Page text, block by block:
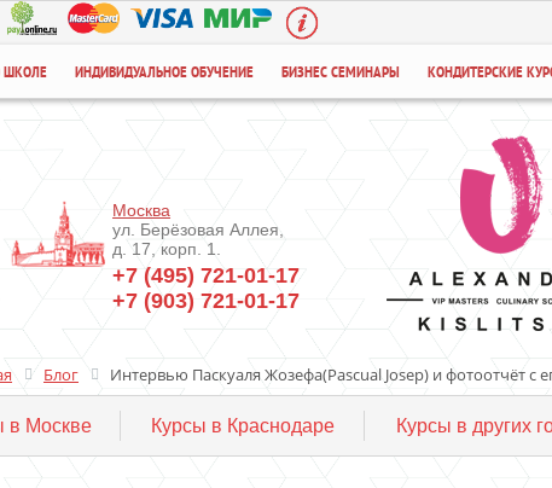
ШКОЛЕ ИНДИВИДУАЛЬНОЕ ОБУЧЕНИЕ БИЗНЕС СЕМИНАРЫ КОНДИТЕРСКИЕ
Москва
ул. Берёзовая Аллея,
д. 17, корп. 1.
+7 (495) 721-01-17
+7 (903) 721-01-17
Блог Интервью Паскуаля Жозефа(Pascual Josep) и фотоотчёт с
в Москве Курсы в Краснодаре Курсы в других